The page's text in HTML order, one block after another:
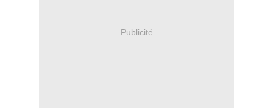
Publicité